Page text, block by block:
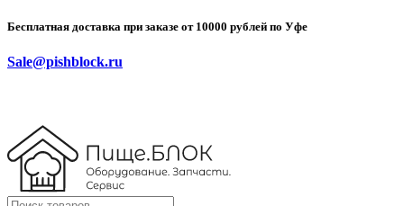
Бесплатная доставка при заказе от 10000 рублей по Уфе
Sale@pishblock.ru